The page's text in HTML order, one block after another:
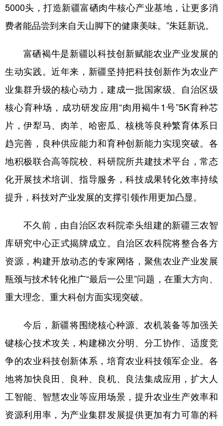
5000头，打造新疆富硒肉牛核心产业基地，让更多消
费者能品尝到来自天山脚下的健康美味。”朱廷新说。
富硒褐牛是新疆以科技创新赋能农业产业发展的
生动实践。近年来，新疆坚持把科技创新作为农业产
业集群升级的核心动力，建成一批国家级、自治区级
核心育种场，成功研发应用“肉用褐牛1号”5K育种芯
片，伊犁马、肉羊、哈密瓜、核桃等良种繁育体系日
趋完善，良种供应能力和育种创新能力实现突破。各
地积极联合高等院校、科研院所共建技术平台，常态
化开展技术培训、指导服务，科技成果转化效率持续
提升，科技对产业发展的支撑引领作用更加凸显。
不久前，由自治区农科院牵头组建的新疆三农智
库研究中心正式揭牌成立。自治区农科院将整合各方
资源，构建开放动态的专家网络，聚焦农业产业发展
瓶颈与技术转化推广“最后一公里”问题，在重大方向、
重大理念、重大科创方面实现突破。
今后，新疆将围绕核心种源、农机装备等加强关
键核心技术攻关，构建梯次分明、分工协作、适度竞
争的农业科技创新体系，培育农业科技领军企业。各
地将加快良田、良种、良机、良法集成应用，扩大人
工智能、智慧农业等应用场景，提升农业生产效率和
资源利用率，为产业集群发展提供更加有力可靠的科